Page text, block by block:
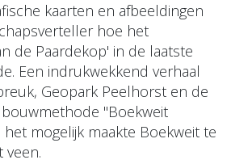
kaarten en afbeeldingen
hoe het
de Paardekop' in de laatste
Een indrukwekkend verhaal
Geopark Peelhorst en de
"Boekweit
mogelijk maakte Boekweit te